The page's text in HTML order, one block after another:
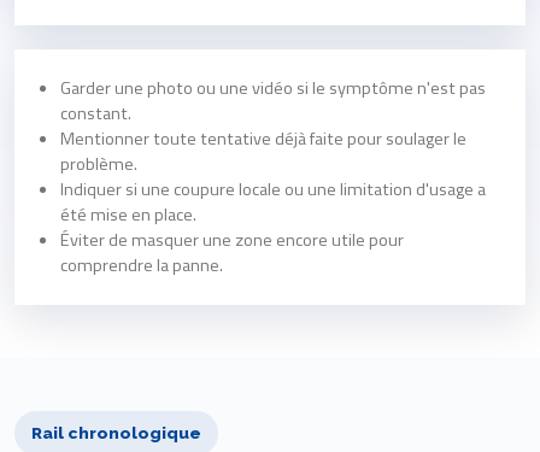
Garder une photo ou une vidéo si le symptôme n'est pas
constant.
Mentionner toute tentative déjà faite pour soulager le
problème.
Indiquer si une coupure locale ou une limitation d'usage a
été mise en place.
Éviter de masquer une zone encore utile pour
comprendre la panne.
Rail chronologique